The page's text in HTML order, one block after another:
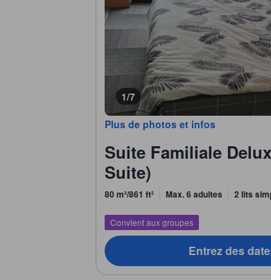
1/7
Plus de photos et infos
Suite Familiale
Suite)
80 m²/861 ft² Max. 6 adultes 2 lits
Convient aux groupes
Entrez des